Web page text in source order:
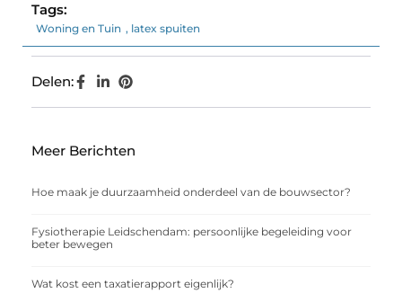
Tags:
Woning en Tuin , latex spuiten
Delen:
Meer Berichten
Hoe maak je duurzaamheid onderdeel van de bouwsector?
Fysiotherapie Leidschendam: persoonlijke begeleiding voor
beter bewegen
Wat kost een taxatierapport eigenlijk?